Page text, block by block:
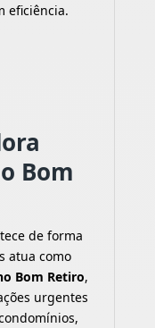
eficiência.
Bom
de forma
atua como
Bom Retiro,
urgentes